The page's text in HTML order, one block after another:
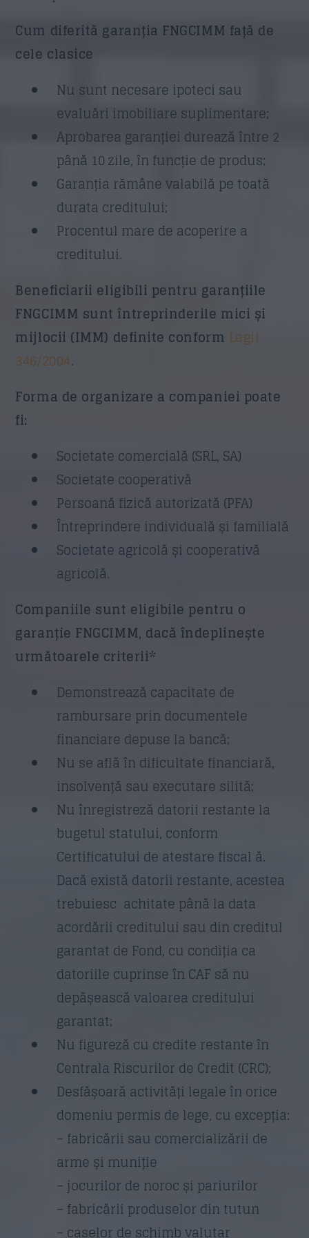
Cum diferită garanția FNGCIMM față de
cele clasice
Nu sunt necesare ipoteci sau
evaluări imobiliare suplimentare;
Aprobarea garanției durează între 2
până 10 zile, în funcție de produs;
Garanția rămâne valabilă pe toată
durata creditului;
Procentul mare de acoperire a
creditului.
Beneficiarii eligibili pentru garanțiile
FNGCIMM sunt întreprinderile mici și
mijlocii (IMM) definite conform Legii
346/2004.
Forma de organizare a companiei poate
fi:
Societate comercială (SRL, SA)
Societate cooperativă
Persoană fizică autorizată (PFA)
Întreprindere individuală și familială
Societate agricolă și cooperativă
agricolă.
Companiile sunt eligibile pentru o
garanție FNGCIMM, dacă îndeplinește
următoarele criterii*
Demonstrează capacitate de
rambursare prin documentele
financiare depuse la bancă;
Nu se află în dificultate financiară,
insolvență sau executare silită;
Nu înregistreză datorii restante la
bugetul statului, conform
Certificatului de atestare fiscal ă.
Dacă există datorii restante, acestea
trebuiesc achitate până la data
acordării creditului sau din creditul
garantat de Fond, cu condiția ca
datoriile cuprinse în CAF să nu
depășească valoarea creditului
garantat;
Nu figureză cu credite restante în
Centrala Riscurilor de Credit (CRC);
Desfășoară activități legale în orice
domeniu permis de lege, cu excepția:
– fabricării sau comercializării de
arme și muniție
– jocurilor de noroc și pariurilor
– fabricării produselor din tutun
– caselor de schimb valutar